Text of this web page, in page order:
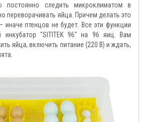
постоянно следить микроклиматом в
переворачивать яйца. Причем делать это
иначе птенцов не будет. Все эти функции
инкубатор "SITITEK 96" на 96 яиц. Вам
яйца, включить питание (220 В) и ждать,